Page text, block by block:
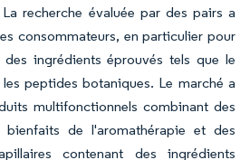
recherche évaluée par des pairs a
consommateurs, en particulier pour
ingrédients éprouvés tels que le
peptides botaniques. Le marché a
multifonctionnels combinant des
de l'aromathérapie et des
contenant des ingrédients